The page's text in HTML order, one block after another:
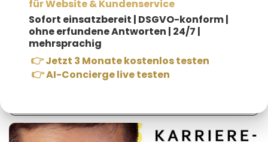
für Website & Kundenservice
Sofort einsatzbereit | DSGVO-konform |
ohne erfundene Antworten | 24/7 |
mehrsprachig
👉Jetzt 3 Monate kostenlos testen
👉AI-Concierge live testen